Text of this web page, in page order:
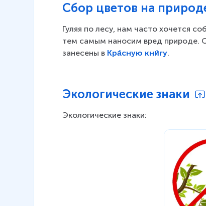
Сбор цветов на
Гуляя по лесу, нам часто хочется
тем самым наносим вред природе.
занесены в Кра́сную кни́гу.
Экологические знаки
Экологические знаки: